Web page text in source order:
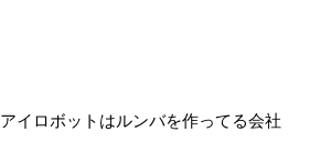
アイロボットはルンバを作ってる会社